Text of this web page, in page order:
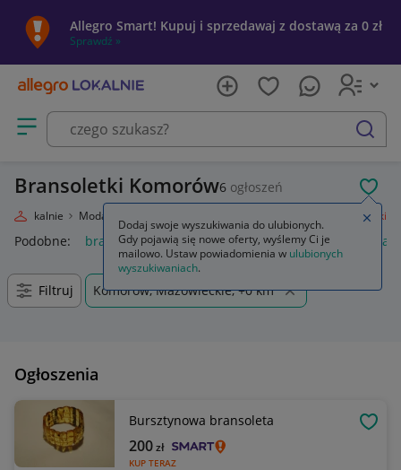
Allegro Smart! Kupuj i sprzedawaj z dostawą za 0 zł
Sprawdź »
Otwórz menu z kategoriami
szukaj
Bransoletki Komorów6 ogłoszeń
Lokalnie Moda Bransoletki
Podobne: bransoletki bransoletki złote 585 bransoletki
Filtruj Komorów, Mazowieckie, +0 km
Ogłoszenia
Bursztynowa bransoleta
KUP TERAZ
200zł
Dodaj swoje wyszukiwania do ulubionych.
Gdy pojawią się nowe oferty, wyślemy Ci je
mailowo. Ustaw powiadomienia w ulubionych
wyszukiwaniach.